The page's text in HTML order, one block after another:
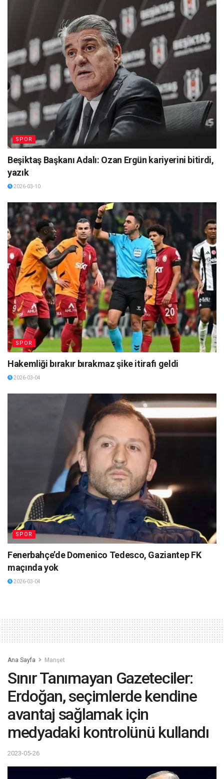
SPOR
Beşiktaş Başkanı Adalı: Ozan Ergün kariyerini bitirdi,
yazık
2026-03-10
SPOR
Hakemliği bırakır bırakmaz şike itirafı geldi
2026-03-04
SPOR
Fenerbahçe’de Domenico Tedesco, Gaziantep FK
maçında yok
2026-03-04
Ana Sayfa Manşet
Sınır Tanımayan Gazeteciler:
Erdoğan, seçimlerde kendine
avantaj sağlamak için
medyadaki kontrolünü kullandı
2023-05-26